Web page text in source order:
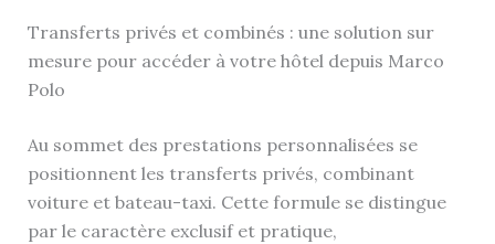
Transferts privés et combinés : une solution sur
mesure pour accéder à votre hôtel depuis Marco
Polo
Au sommet des prestations personnalisées se
positionnent les transferts privés, combinant
voiture et bateau-taxi. Cette formule se distingue
par le caractère exclusif et pratique,